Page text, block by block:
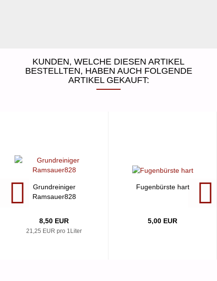
KUNDEN, WELCHE DIESEN ARTIKEL
BESTELLTEN, HABEN AUCH FOLGENDE
ARTIKEL GEKAUFT:
Grundreiniger
Ramsauer828
8,50 EUR
21,25 EUR pro 1Liter
Fugenbürste hart
5,00 EUR